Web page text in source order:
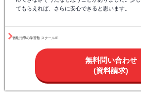
保護者（高3）
きました。先生方のおしえかたをはじめ、わから
てくださり、ほんとに良い塾だと確信できました
応できなさそうだなと思うことがありました。少
てもらえれば、さらに安心できると思います。